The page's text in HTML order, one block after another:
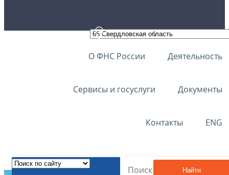
О ФНС России Деятельность
Сервисы и госуслуги Документы
Контакты ENG
Найти